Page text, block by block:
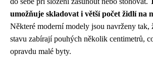
umožňuje skladovat i větší počet židlí na
Některé moderní modely jsou navrženy tak,
stavu zabírají pouhých několik centimetrů,
opravdu malé byty.